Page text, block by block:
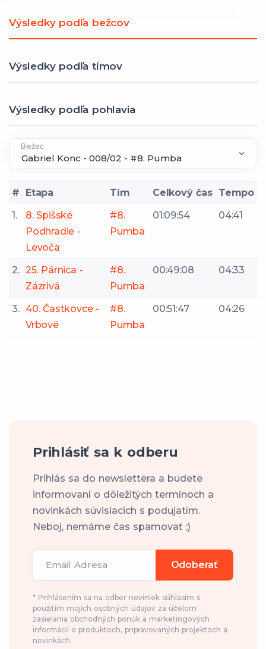
Výsledky podľa bežcov
Výsledky podľa tímov
Výsledky podľa pohlavia
Bežec
# Etapa Tím Celkový čas Tempo
1.
8. Spišské
Podhradie -
Levoča
#8.
Pumba
01:09:54 04:41
2. 25. Párnica -
Zázrivá
#8.
Pumba
00:49:08 04:33
3. 40. Častkovce -
Vrbové
#8.
Pumba
00:51:47 04:26
Prihlásiť sa k odberu
Prihlás sa do newslettera a budete
informovaní o dôležitých termínoch a
novinkách súvisiacich s podujatím.
Neboj, nemáme čas spamovať ;)
Email Adresa Odoberať
* Prihlásením sa na odber noviniek súhlasím s
použitím mojich osobných údajov za účelom
zasielania obchodných ponúk a marketingových
informácií o produktoch, pripravovaných projektoch a
novinkách.